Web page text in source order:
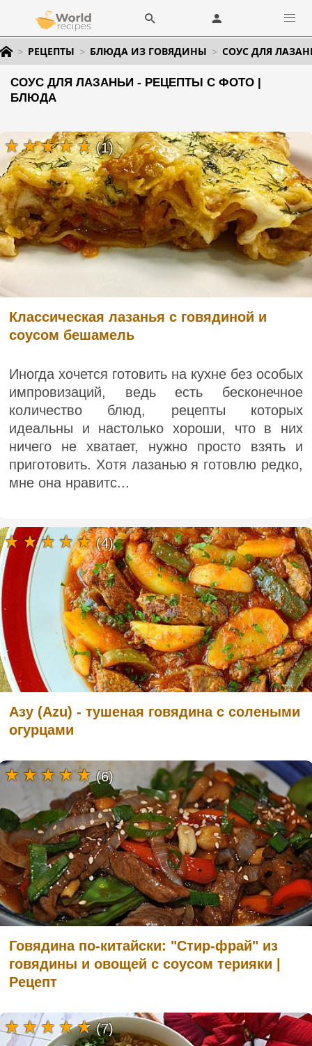
РЕЦЕПТЫ БЛЮДА ИЗ ГОВЯДИНЫ СОУС ДЛЯ
СОУС ДЛЯ ЛАЗАНЬИ - РЕЦЕПТЫ С ФОТО |
БЛЮДА
Классическая лазанья с говядиной и
соусом бешамель
Иногда хочется готовить на кухне без особых
импровизаций, ведь есть бесконечное
количество блюд, рецепты которых
идеальны и настолько хороши, что в них
ничего не хватает, нужно просто взять и
приготовить. Хотя лазанью я готовлю редко,
мне она нравитс...
(1)
Азу (Azu) - тушеная говядина с солеными
огурцами
(4)
Говядина по-китайски: "Стир-фрай" из
говядины и овощей с соусом терияки |
Рецепт
(6)
(7)